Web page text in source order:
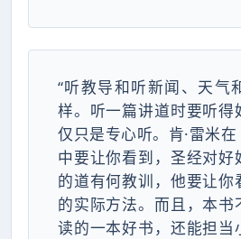
“听教导和听新闻、天气
样。听一篇讲道时要听得
仅只是专心听。肯·雷米在
中要让你看到，圣经对好
的道有何教训，他要让你
的实际方法。而且，本书
读的一本好书，还能担当